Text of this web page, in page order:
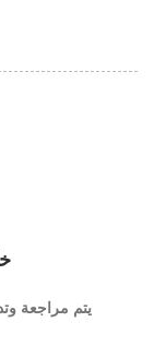
يتم مراجعة